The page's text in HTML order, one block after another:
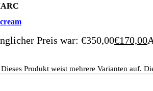
Preis war: €350,00€170,00
Dieses Produkt weist mehrere Varianten auf.